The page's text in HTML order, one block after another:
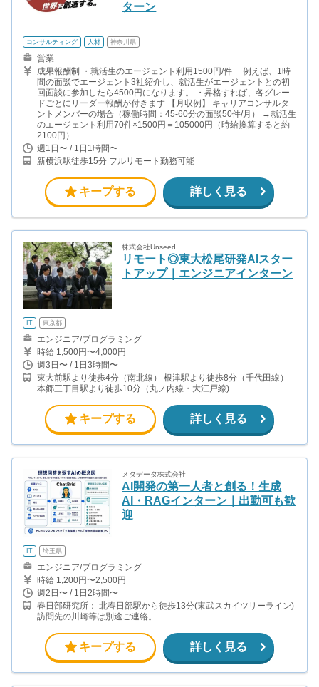
ターン
コンサルティング 人材 神奈川県
営業
成果報酬制 ・就活生のエージェント利用1500円/件 例えば、1時
間の面談でエージェント3社紹介し、就活生がエージェントとの初
回面談に参加したら4500円になります。 ・昇格すれば、各グレー
ドごとにリーダー報酬が付きます 【月収例】 キャリアコンサルタ
ントメンバーの場合（稼働時間：45-60分の面談50件/月） →就活生
のエージェント利用70件×1500円＝105000円（時給換算すると約
2100円）
週1日〜 / 1日1時間〜
新横浜駅徒歩15分 フルリモート勤務可能
キープする 詳しく見る
株式会社Unseed
リモート◎東大松尾研発AIスター
トアップ｜エンジニアインターン
IT 東京都
エンジニア/プログラミング
時給 1,500円〜4,000円
週3日〜 / 1日3時間〜
東大前駅より徒歩4分（南北線） 根津駅より徒歩8分（千代田線）
本郷三丁目駅より徒歩10分（丸ノ内線・大江戸線)
キープする 詳しく見る
メタデータ株式会社
AI開発の第一人者と創る！生成
AI・RAGインターン｜出勤可も歓
迎
IT 埼玉県
エンジニア/プログラミング
時給 1,200円〜2,500円
週2日〜 / 1日2時間〜
春日部研究所： 北春日部駅から徒歩13分(東武スカイツリーライン)
訪問先の川崎等は別途ご連絡。
キープする 詳しく見る